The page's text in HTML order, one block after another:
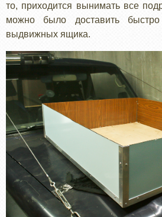
то, приходится вынимать все
можно было доставить
выдвижных ящика.